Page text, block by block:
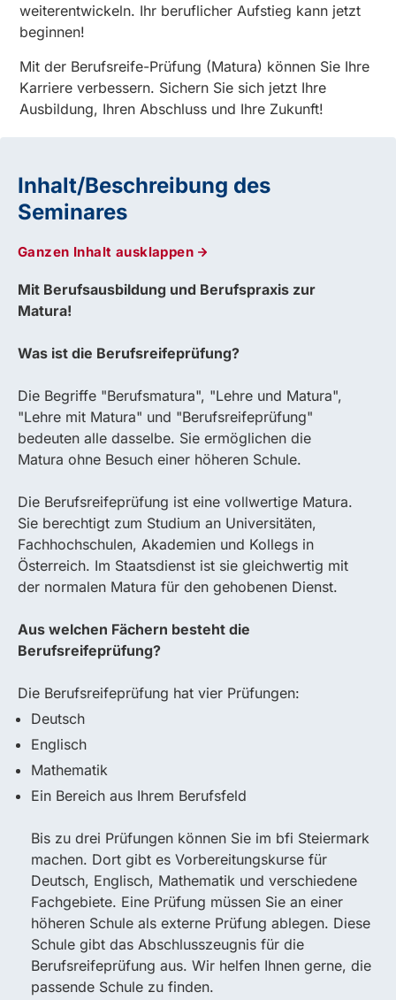
weiterentwickeln. Ihr beruflicher Aufstieg kann jetzt
beginnen!
Mit der Berufsreife-Prüfung (Matura) können Sie Ihre
Karriere verbessern. Sichern Sie sich jetzt Ihre
Ausbildung, Ihren Abschluss und Ihre Zukunft!
Inhalt/Beschreibung des
Seminares
Ganzen Inhalt ausklappen
Mit Berufsausbildung und Berufspraxis zur
Matura!
Was ist die Berufsreifeprüfung?
Die Begriffe "Berufsmatura", "Lehre und Matura",
"Lehre mit Matura" und "Berufsreifeprüfung"
bedeuten alle dasselbe. Sie ermöglichen die
Matura ohne Besuch einer höheren Schule.
Die Berufsreifeprüfung ist eine vollwertige Matura.
Sie berechtigt zum Studium an Universitäten,
Fachhochschulen, Akademien und Kollegs in
Österreich. Im Staatsdienst ist sie gleichwertig mit
der normalen Matura für den gehobenen Dienst.
Aus welchen Fächern besteht die
Berufsreifeprüfung?
Die Berufsreifeprüfung hat vier Prüfungen:
Deutsch
Englisch
Mathematik
Ein Bereich aus Ihrem Berufsfeld
Bis zu drei Prüfungen können Sie im bfi Steiermark
machen. Dort gibt es Vorbereitungskurse für
Deutsch, Englisch, Mathematik und verschiedene
Fachgebiete. Eine Prüfung müssen Sie an einer
höheren Schule als externe Prüfung ablegen. Diese
Schule gibt das Abschlusszeugnis für die
Berufsreifeprüfung aus. Wir helfen Ihnen gerne, die
passende Schule zu finden.